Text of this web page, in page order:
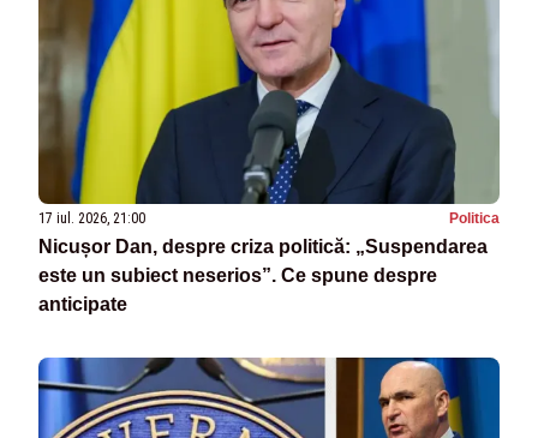
17 iul. 2026, 21:00 Politica
Nicușor Dan, despre criza politică: „Suspendarea
este un subiect neserios”. Ce spune despre
anticipate